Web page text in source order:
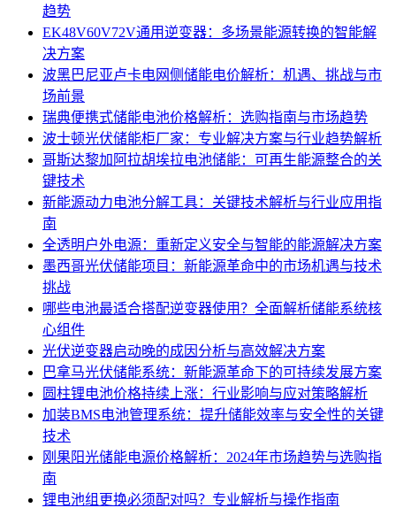
趋势
EK48V60V72V通用逆变器：多场景能源转换的智能解
决方案
波黑巴尼亚卢卡电网侧储能电价解析：机遇、挑战与市
场前景
瑞典便携式储能电池价格解析：选购指南与市场趋势
波士顿光伏储能柜厂家：专业解决方案与行业趋势解析
哥斯达黎加阿拉胡埃拉电池储能：可再生能源整合的关
键技术
新能源动力电池分解工具：关键技术解析与行业应用指
南
全透明户外电源：重新定义安全与智能的能源解决方案
墨西哥光伏储能项目：新能源革命中的市场机遇与技术
挑战
哪些电池最适合搭配逆变器使用？全面解析储能系统核
心组件
光伏逆变器启动晚的成因分析与高效解决方案
巴拿马光伏储能系统：新能源革命下的可持续发展方案
圆柱锂电池价格持续上涨：行业影响与应对策略解析
加装BMS电池管理系统：提升储能效率与安全性的关键
技术
刚果阳光储能电源价格解析：2024年市场趋势与选购指
南
锂电池组更换必须配对吗？专业解析与操作指南